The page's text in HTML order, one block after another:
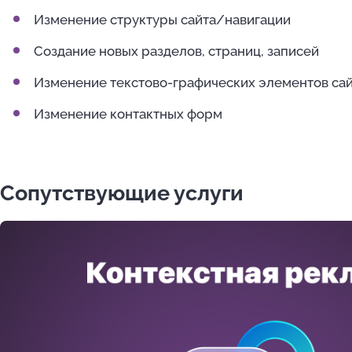
Изменение структуры сайта/навигации
Создание новых разделов, страниц, записей
Изменение текстово-графических элементов
Изменение контактных форм
Сопутствующие услуги